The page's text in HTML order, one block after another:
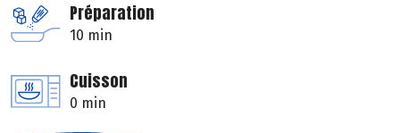
Préparation
10 min
Cuisson
0 min